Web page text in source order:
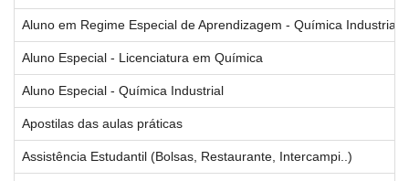
Aluno em Regime Especial de Aprendizagem - Química Industrial
Aluno Especial - Licenciatura em Química
Aluno Especial - Química Industrial
Apostilas das aulas práticas
Assistência Estudantil (Bolsas, Restaurante, Intercampi..)